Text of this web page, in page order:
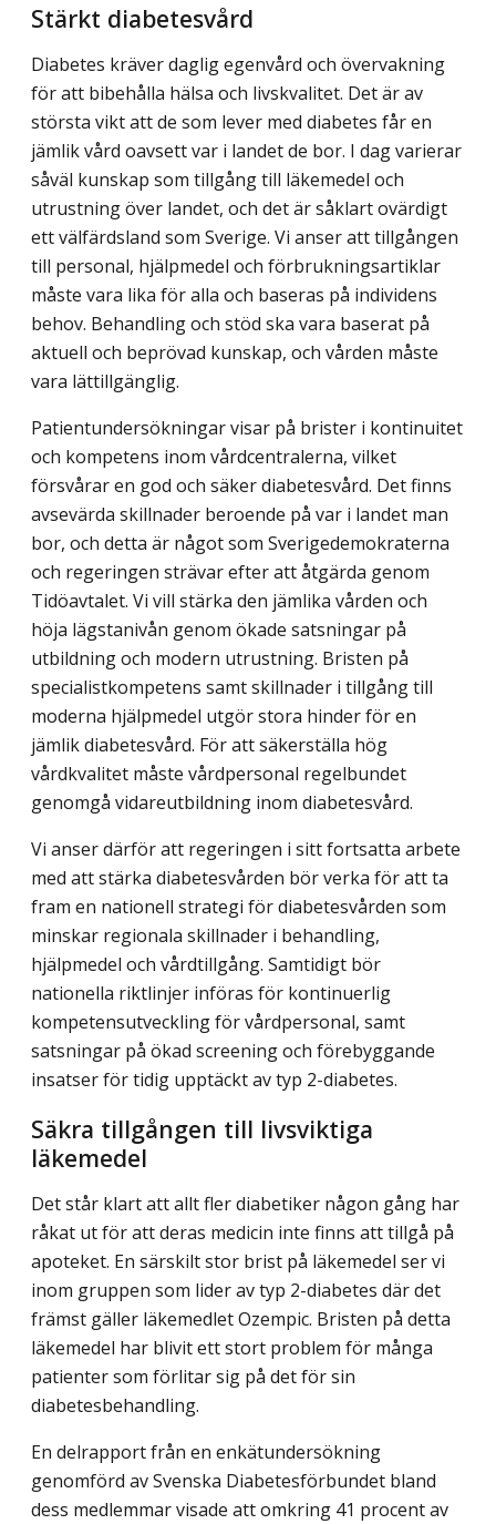
Stärkt diabetesvård
Diabetes kräver daglig egenvård och övervakning
för att bibehålla hälsa och livskvalitet. Det är av
största vikt att de som lever med diabetes får en
jämlik vård oavsett var i landet de bor. I dag varierar
såväl kunskap som tillgång till läkemedel och
utrustning över landet, och det är såklart ovärdigt
ett välfärdsland som Sverige. Vi anser att till­gången
till personal, hjälpmedel och förbrukningsartiklar
måste vara lika för alla och baseras på individens
behov. Behandling och stöd ska vara baserat på
aktuell och beprövad kunskap, och vården måste
vara lättillgänglig.
Patientundersökningar visar på brister i kontinuitet
och kompetens inom vård­centralerna, vilket
försvårar en god och säker diabetesvård. Det finns
avsevärda skillnader beroende på var i landet man
bor, och detta är något som Sverigedemokra­terna
och regeringen strävar efter att åtgärda genom
Tidöavtalet. Vi vill stärka den jämlika vården och
höja lägstanivån genom ökade satsningar på
utbildning och modern utrustning. Bristen på
specialistkompetens samt skillnader i tillgång till
moderna hjälp­medel utgör stora hinder för en
jämlik diabetesvård. För att säkerställa hög
vårdkvalitet måste vårdpersonal regelbundet
genomgå vidareutbildning inom diabetesvård.
Vi anser därför att regeringen i sitt fortsatta arbete
med att stärka diabetesvården bör verka för att ta
fram en nationell strategi för diabetesvården som
minskar regionala skillnader i behandling,
hjälpmedel och vårdtillgång. Samtidigt bör
nationella riktlinjer införas för kontinuerlig
kompetensutveckling för vårdpersonal, samt
satsningar på ökad screening och förebyggande
insatser för tidig upptäckt av typ 2-diabetes.
Säkra tillgången till livsviktiga
läkemedel
Det står klart att allt fler diabetiker någon gång har
råkat ut för att deras medicin inte finns att tillgå på
apoteket. En särskilt stor brist på läkemedel ser vi
inom gruppen som lider av typ 2-diabetes där det
främst gäller läkemedlet Ozempic. Bristen på detta
läke­medel har blivit ett stort problem för många
patienter som förlitar sig på det för sin
diabetesbehandling.
En delrapport från en enkätundersökning
genomförd av Svenska Diabetesförbundet bland
dess medlemmar visade att omkring 41 procent av